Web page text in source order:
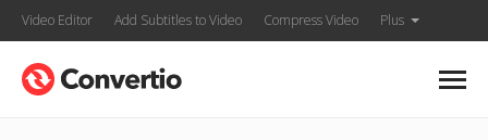
Video Editor Add Subtitles to Video Compress Video Plus